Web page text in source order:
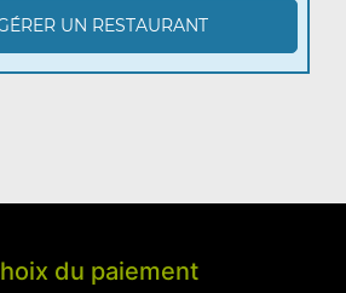
UN RESTAURANT
du paiement